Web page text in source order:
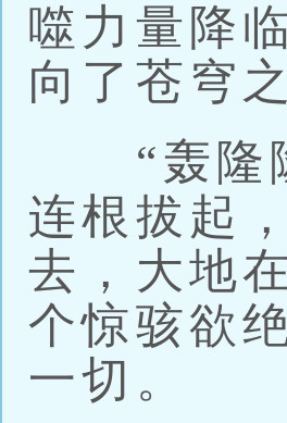
噬力量降
向了苍穹
“轰隆隆
连根拔起
去，大地
个惊骇欲
一切。